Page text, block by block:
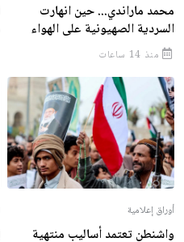
محمد ماراندي... حين انهارت
السردية الصهيونية على الهواء
منذ 14 ساعات
أوراق إعلامية
واشنطن تعتمد أساليب منتهية